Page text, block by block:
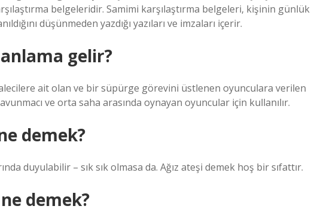
belgeleridir. Samimi karşılaştırma belgeleri, kişinin günlük
düşünmeden yazdığı yazıları ve imzaları içerir.
gelir?
ait olan ve bir süpürge görevini üstlenen oyunculara verilen
ve orta saha arasında oynayan oyuncular için kullanılır.
demek?
duyulabilir – sık sık olmasa da. Ağız ateşi demek hoş bir sıfattır.
demek?